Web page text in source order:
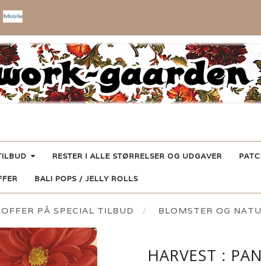
RESTER I ALLE STØRRELSER OG UDGAVER
BALI POPS / JELLY ROLLS
PÅ SPECIAL TILBUD BLOMSTER OG
HARVEST :